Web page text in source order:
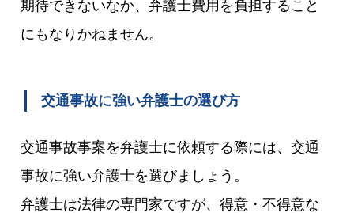
期待できないなか、弁護士費用を負担すること
にもなりかねません。
交通事故に強い弁護士の選び方
交通事故事案を弁護士に依頼する際には、交通
事故に強い弁護士を選びましょう。
弁護士は法律の専門家ですが、得意・不得意な